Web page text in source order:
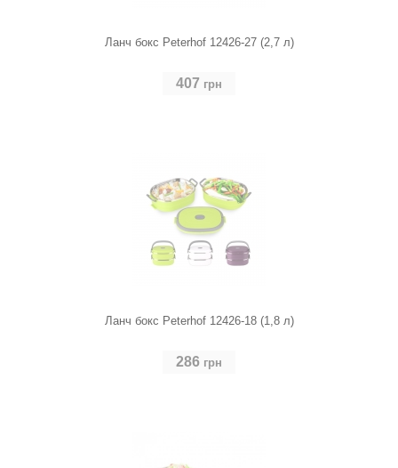
Ланч бокс Peterhof 12426-27 (2,7 л)
407 грн
Ланч бокс Peterhof 12426-18 (1,8 л)
286 грн